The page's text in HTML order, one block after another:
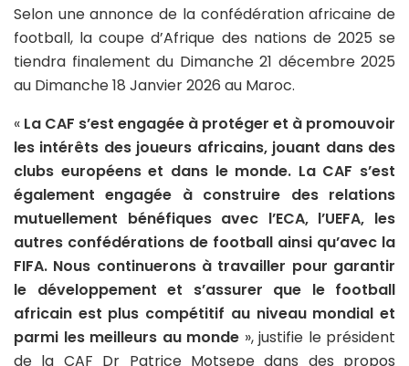
Selon une annonce de la confédération africaine de
football, la coupe d’Afrique des nations de 2025 se
tiendra finalement du Dimanche 21 décembre 2025
au Dimanche 18 Janvier 2026 au Maroc.
« La CAF s’est engagée à protéger et à promouvoir
les intérêts des joueurs africains, jouant dans des
clubs européens et dans le monde. La CAF s’est
également engagée à construire des relations
mutuellement bénéfiques avec l’ECA, l’UEFA, les
autres confédérations de football ainsi qu’avec la
FIFA. Nous continuerons à travailler pour garantir
le développement et s’assurer que le football
africain est plus compétitif au niveau mondial et
parmi les meilleurs au monde », justifie le président
de la CAF Dr Patrice Motsepe dans des propos